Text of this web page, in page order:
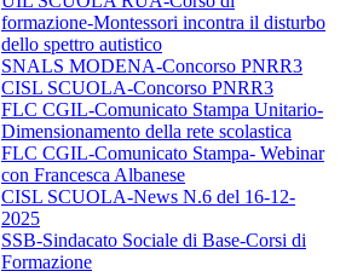
formazione-Montessori incontra il disturbo
dello spettro autistico
SNALS MODENA-Concorso PNRR3
CISL SCUOLA-Concorso PNRR3
FLC CGIL-Comunicato Stampa Unitario-
Dimensionamento della rete scolastica
FLC CGIL-Comunicato Stampa- Webinar
con Francesca Albanese
CISL SCUOLA-News N.6 del 16-12-
2025
SSB-Sindacato Sociale di Base-Corsi di
Formazione